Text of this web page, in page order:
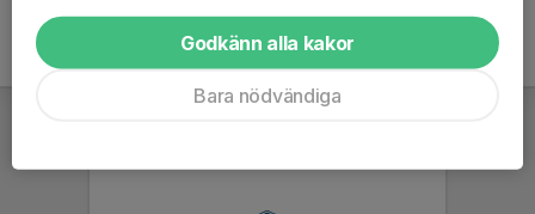
Godkänn alla kakor
Bara nödvändiga